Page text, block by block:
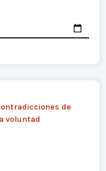
de
voluntad